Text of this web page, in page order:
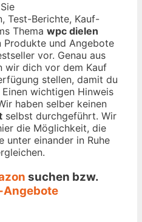
Test-Berichte, Kauf-
Thema wpc dielen
Produkte und Angebote
vor. Genau aus
wir dich vor dem Kauf
stellen, damit du
wichtigen Hinweis
haben selber keinen
selbst durchgeführt. Wir
die Möglichkeit, die
unter einander in Ruhe
suchen bzw.